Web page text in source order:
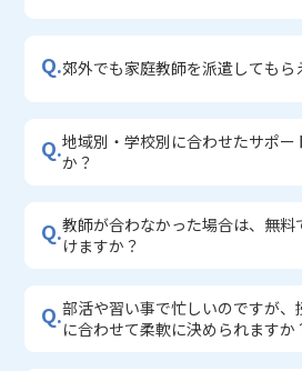
Q.郊外でも家庭教師を派遣してもら
Q.地域別・学校別に合わせたサポー
か？
Q.教師が合わなかった場合は、無料
けますか？
Q.部活や習い事で忙しいのですが、
に合わせて柔軟に決められますか